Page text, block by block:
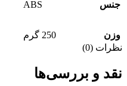
جنس ABS
وزن
250 گرم
نظرات (0)
نقد و بررسی‌ها